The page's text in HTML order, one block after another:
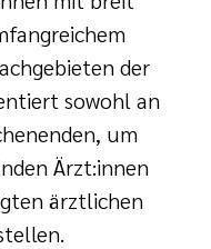
der
sowohl an
um
Ärzt:innen
ärztlichen